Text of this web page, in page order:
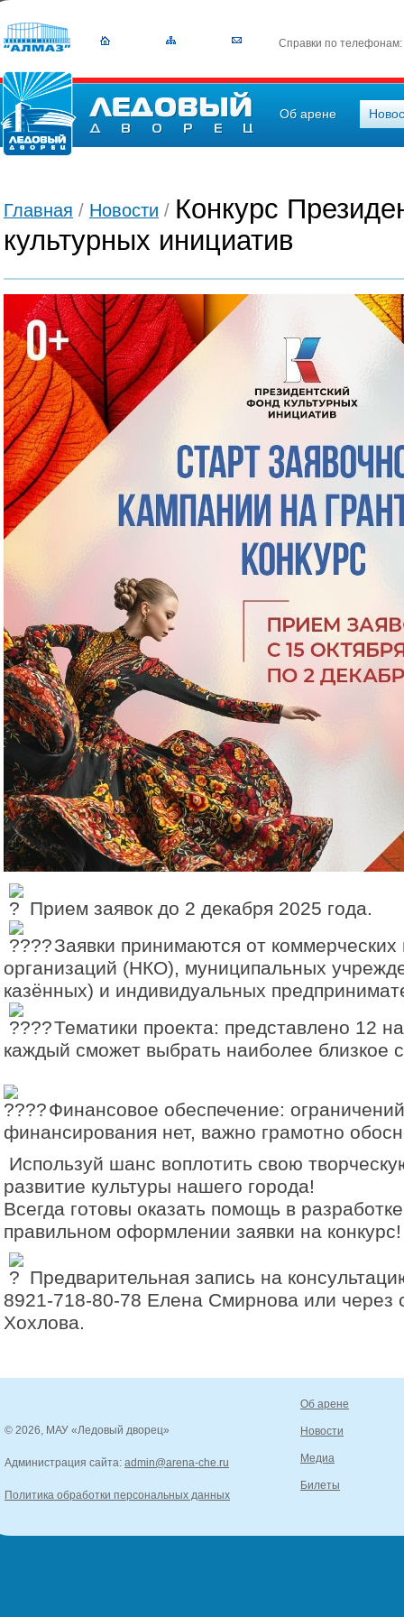
Справки по телефонам:
Об арене
Главная / Новости / Конкурс
культурных инициатив
Прием заявок до 2 декабря 2025 года.
Заявки принимаются от коммерческих
организаций (НКО), муниципальных
казённых) и индивидуальных
Тематики проекта: представлено 12
каждый сможет выбрать наиболее близкое
Финансовое обеспечение:
финансирования нет, важно грамотно
Используй шанс воплотить свою
развитие культуры нашего города!
Всегда готовы оказать помощь в
правильном оформлении заявки на конкурс!
Предварительная запись на
8921-718-80-78 Елена Смирнова или через
Хохлова.
© 2026, МАУ «Ледовый дворец»
Администрация сайта: admin@arena-che.ru
Политика обработки персональных данных
Об арене
Новости
Медиа
Билеты